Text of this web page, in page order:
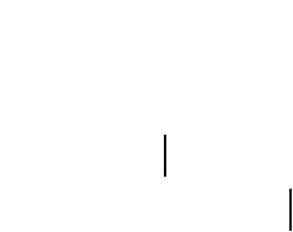
|